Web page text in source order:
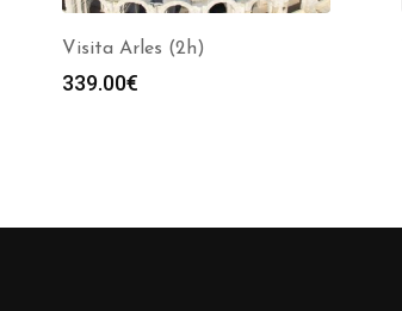
Visita Arles (2h)
339.00€